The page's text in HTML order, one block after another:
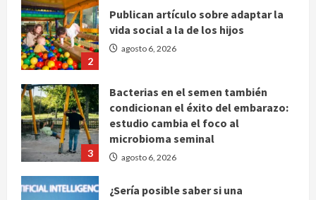
2
3
Bacterias en el semen también
condicionan el éxito del embarazo:
agosto 6, 2026
4
¿Sería posible saber si una
consciencia?